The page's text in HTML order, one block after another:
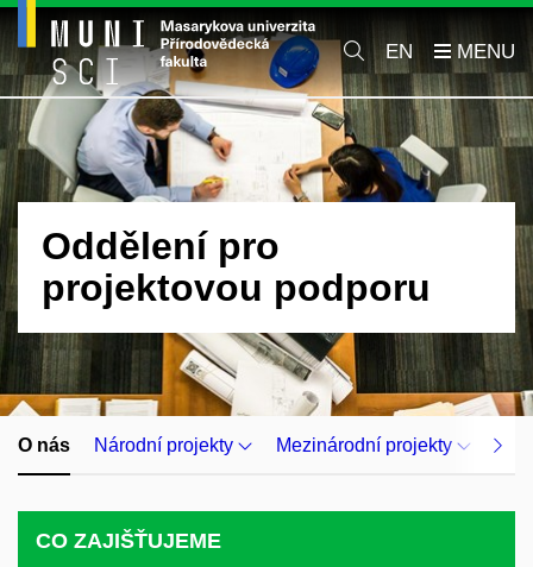
EN
Oddělení pro
projektovou podporu
O nás Národní projekty Mezinárodní projekty
CO ZAJIŠŤUJEME